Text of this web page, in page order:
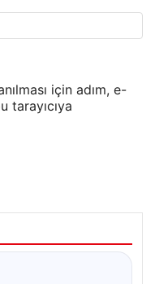
için adım, e-
tarayıcıya